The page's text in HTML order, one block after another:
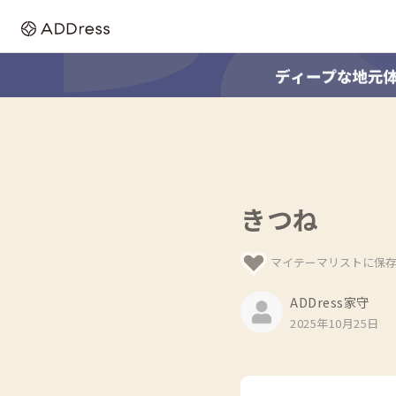
きつね
マイテーマリストに保存
ADDress家守
2025年10月25日